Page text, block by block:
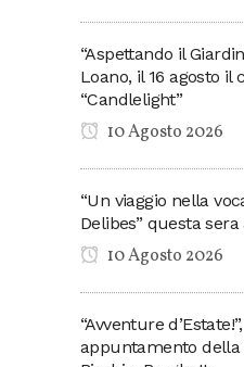
“Aspettando il
Loano, il 16 agosto il
“Candlelight”
10 Agosto 2026
“Un viaggio nella
Delibes” questa sera
10 Agosto 2026
“Avventure
appuntamento della